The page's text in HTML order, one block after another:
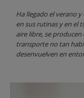
Ha llegado el verano
en sus rutinas y en el
aire libre, se
transporte no tan
desenvuelven en